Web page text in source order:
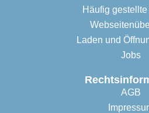
Häufig
Laden und
Jobs
AGB